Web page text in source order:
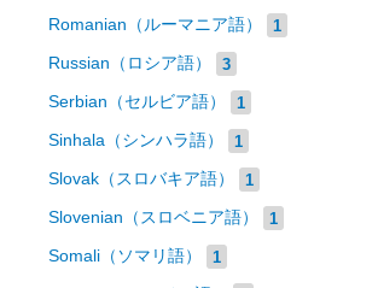
Romanian（ルーマニア語） 1
Russian（ロシア語） 3
Serbian（セルビア語） 1
Sinhala（シンハラ語） 1
Slovak（スロバキア語） 1
Slovenian（スロベニア語） 1
Somali（ソマリ語） 1